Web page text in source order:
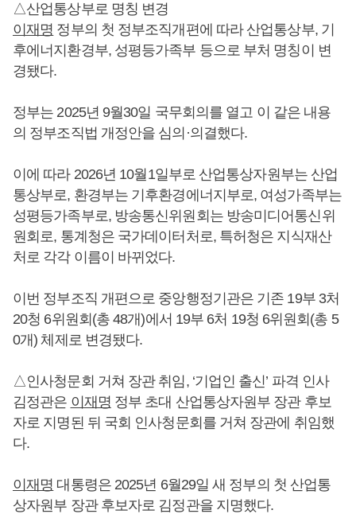
△산업통상부로 명칭 변경
이재명 정부의 첫 정부조직개편에 따라 산업통상부, 기
후에너지환경부, 성평등가족부 등으로 부처 명칭이 변
경됐다.
정부는 2025년 9월30일 국무회의를 열고 이 같은 내용
의 정부조직법 개정안을 심의·의결했다.
이에 따라 2026년 10월1일부로 산업통상자원부는 산업
통상부로, 환경부는 기후환경에너지부로, 여성가족부는
성평등가족부로, 방송통신위원회는 방송미디어통신위
원회로, 통계청은 국가데이터처로, 특허청은 지식재산
처로 각각 이름이 바뀌었다.
이번 정부조직 개편으로 중앙행정기관은 기존 19부 3처
20청 6위원회(총 48개)에서 19부 6처 19청 6위원회(총 5
0개) 체제로 변경됐다.
△인사청문회 거쳐 장관 취임, ‘기업인 출신’ 파격 인사
김정관은 이재명 정부 초대 산업통상자원부 장관 후보
자로 지명된 뒤 국회 인사청문회를 거쳐 장관에 취임했
다.
이재명 대통령은 2025년 6월29일 새 정부의 첫 산업통
상자원부 장관 후보자로 김정관을 지명했다.